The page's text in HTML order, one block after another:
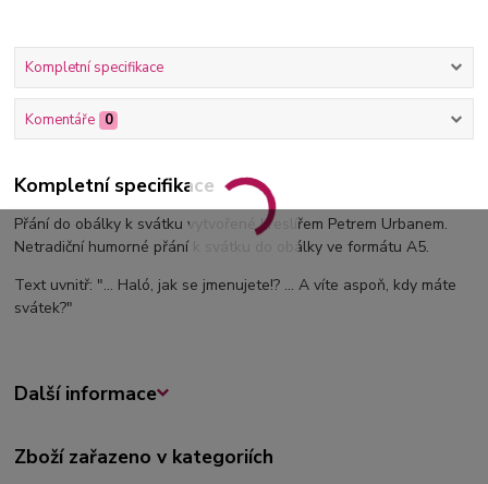
Kompletní specifikace
Komentáře 0
Kompletní specifikace
Přání do obálky k svátku vytvořené kreslířem Petrem Urbanem.
Netradiční humorné přání k svátku do obálky ve formátu A5.
Text uvnitř: "... Haló, jak se jmenujete!? ... A víte aspoň, kdy máte
svátek?"
Další informace
Zboží zařazeno v kategoriích